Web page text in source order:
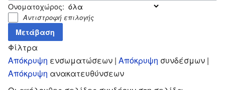
Ονοματοχώρος:
Αντιστροφή επιλογής
Φίλτρα
Απόκρυψη ενσωματώσεων | Απόκρυψη συνδέσμων |
Απόκρυψη ανακατευθύνσεων